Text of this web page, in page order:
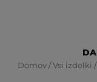
Domov/Vsi izdelki /